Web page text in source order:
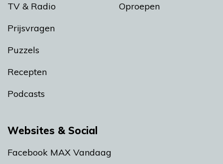
TV & Radio
Prijsvragen
Puzzels
Recepten
Podcasts
Oproepen
Websites & Social
Facebook MAX Vandaag